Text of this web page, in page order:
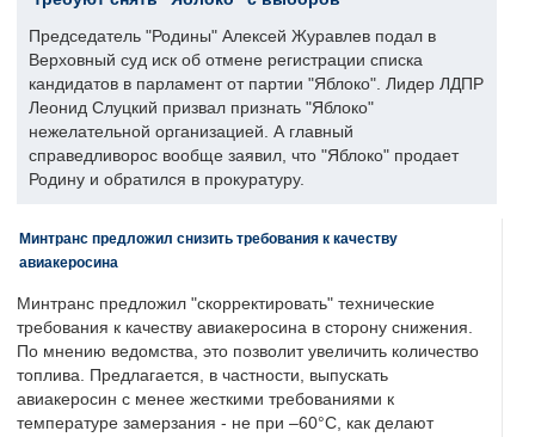
Председатель "Родины" Алексей Журавлев подал в
Верховный суд иск об отмене регистрации списка
кандидатов в парламент от партии "Яблоко". Лидер ЛДПР
Леонид Слуцкий призвал признать "Яблоко"
нежелательной организацией. А главный
справедливорос вообще заявил, что "Яблоко" продает
Родину и обратился в прокуратуру.
Минтранс предложил снизить требования к качеству
авиакеросина
Минтранс предложил "скорректировать" технические
требования к качеству авиакеросина в сторону снижения.
По мнению ведомства, это позволит увеличить количество
топлива. Предлагается, в частности, выпускать
авиакеросин с менее жесткими требованиями к
температуре замерзания - не при –60°C, как делают